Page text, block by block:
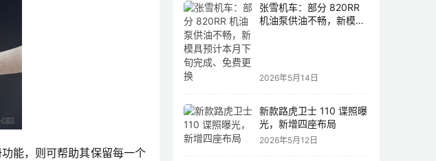
能，则可帮助其保留每一个
张雪机车：部分 820RR
机油泵供油不畅，新模具
2026年5月14日
新款路虎卫士 110 谍照曝
光，新增四座布局
2026年5月12日